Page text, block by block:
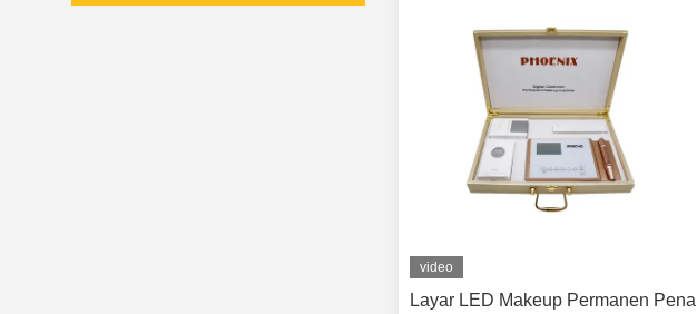
video
Layar LED Makeup Permanen Pena